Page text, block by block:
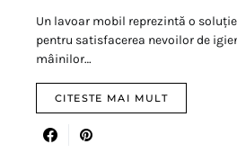
Un lavoar mobil reprezintă o
pentru satisfacerea nevoilor de
mâinilor…
CITESTE MAI MULT